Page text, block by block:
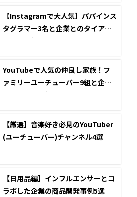
【Instagramで大人気】パパインス
タグラマー3名と企業とのタイアッ
プ成功事例
YouTubeで人気の仲良し家族！フ
ァミリーユーチューバー9組と企業
タイアップ事例を紹介
【厳選】音楽好き必見のYouTuber
(ユーチューバー)チャンネル4選
【日用品編】インフルエンサーとコ
ラボした企業の商品開発事例5選